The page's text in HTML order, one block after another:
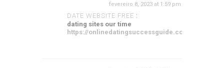
DATE WEBSITE FREE :
fevereiro 8, 2023 at 1:59 pm
dating sites our time
https://onlinedatingsuccessguide.com/